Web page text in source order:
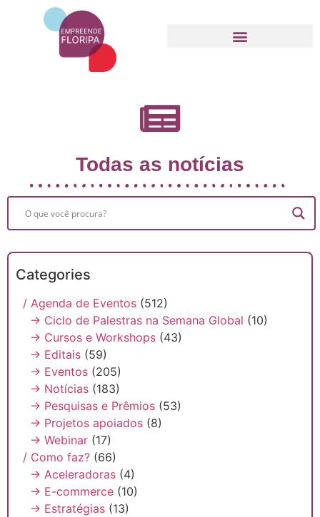
Todas as notícias
Categories
/ Agenda de Eventos (512)
→ Ciclo de Palestras na Semana Global (10)
→ Cursos e Workshops (43)
→ Editais (59)
→ Eventos (205)
→ Notícias (183)
→ Pesquisas e Prêmios (53)
→ Projetos apoiados (8)
→ Webinar (17)
/ Como faz? (66)
→ Aceleradoras (4)
→ E-commerce (10)
→ Estratégias (13)